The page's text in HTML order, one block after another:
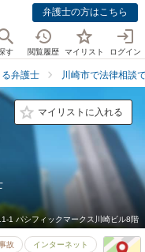
弁護士の方はこちら
す 閲覧履歴 マイリスト ログイン
弁護士 川崎市で法律相談
マイリストに入れる
1 パシフィックマークス川崎ビル8階
故 インターネット